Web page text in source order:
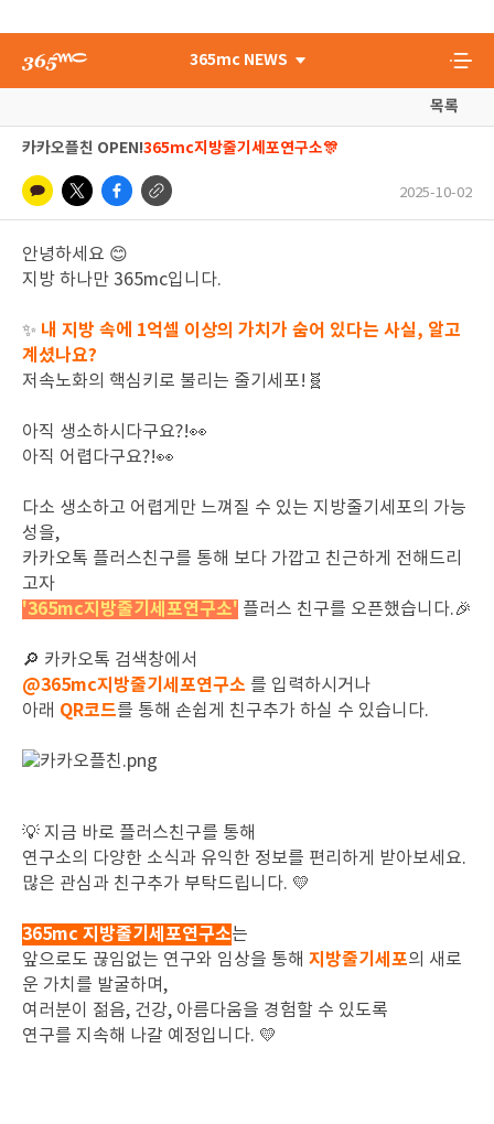
365mc NEWS
목록
카카오플친 OPEN!365mc지방줄기세포연구소🎊
2025-10-02
안녕하세요 😊
지방 하나만 365mc입니다.
✨ 내 지방 속에 1억셀 이상의 가치가 숨어 있다는 사실, 알고
계셨나요?
저속노화의 핵심키로 불리는 줄기세포!🧬
아직 생소하시다구요?!👀
아직 어렵다구요?!👀
다소 생소하고 어렵게만 느껴질 수 있는 지방줄기세포의 가능
성을,
카카오톡 플러스친구를 통해 보다 가깝고 친근하게 전해드리
고자
'365mc지방줄기세포연구소' 플러스 친구를 오픈했습니다.🎉
🔎 카카오톡 검색창에서
@365mc지방줄기세포연구소 를 입력하시거나
아래 QR코드를 통해 손쉽게 친구추가 하실 수 있습니다.
💡 지금 바로 플러스친구를 통해
연구소의 다양한 소식과 유익한 정보를 편리하게 받아보세요.
많은 관심과 친구추가 부탁드립니다. 💛
365mc 지방줄기세포연구소는
앞으로도 끊임없는 연구와 임상을 통해 지방줄기세포의 새로
운 가치를 발굴하며,
여러분이 젊음, 건강, 아름다움을 경험할 수 있도록
연구를 지속해 나갈 예정입니다. 💛